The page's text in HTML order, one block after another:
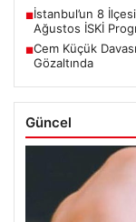
■İstanbul’un 8
Ağustos İSKİ
■Cem Küçük
Gözaltında
Güncel